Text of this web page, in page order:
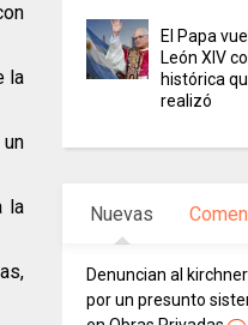
la
la
El Papa
León XIV
histórica
realizó
Nuevas
Denuncian al
por un presunto